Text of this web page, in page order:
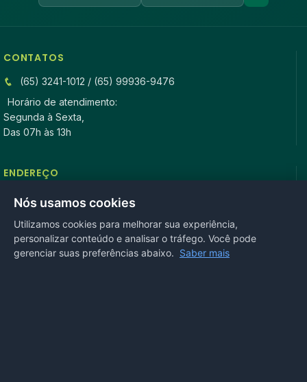
CONTATOS
(65) 3241-1012 / (65) 99936-9476
Horário de atendimento:
Segunda à Sexta,
Das 07h às 13h
ENDEREÇO
Rua Antonio Tavares, n° 3310, Centro CEP: 78.280-000 -
Mirassol D’Oeste, MT
REDES SOCIAIS
Nós usamos cookies
Utilizamos cookies para melhorar sua experiência,
personalizar conteúdo e analisar o tráfego. Você pode
gerenciar suas preferências abaixo. Saber mais